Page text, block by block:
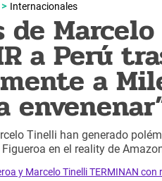
Internacionales
de
a Perú
a
Tinelli han generado
en el reality de
y Marcelo Tinelli TERMINAN con